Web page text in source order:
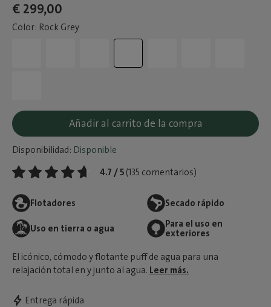
€ 299,00
Color: Rock Grey
Añadir al carrito de la compra
Disponibilidad: Disponible
4.7 / 5 (135 comentarios)
Flotadores Secado rápido
Uso en tierra o agua
Para el uso en
exteriores
El icónico, cómodo y flotante puff de agua para una
relajación total en y junto al agua. Leer más.
Entrega rápida